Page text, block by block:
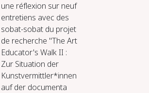
une réflexion sur neuf
entretiens avec des
sobat-sobat du projet
de recherche "The Art
Educator's Walk II :
Zur Situation der
Kunstvermittler*innen
auf der documenta